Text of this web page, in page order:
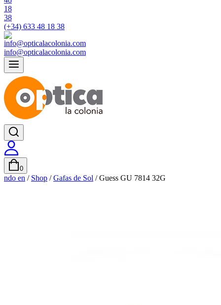
(+34) 633 48 18 38
info@opticalacolonia.com
0
ndo en / Shop / Gafas de Sol / Guess GU 7814 32G